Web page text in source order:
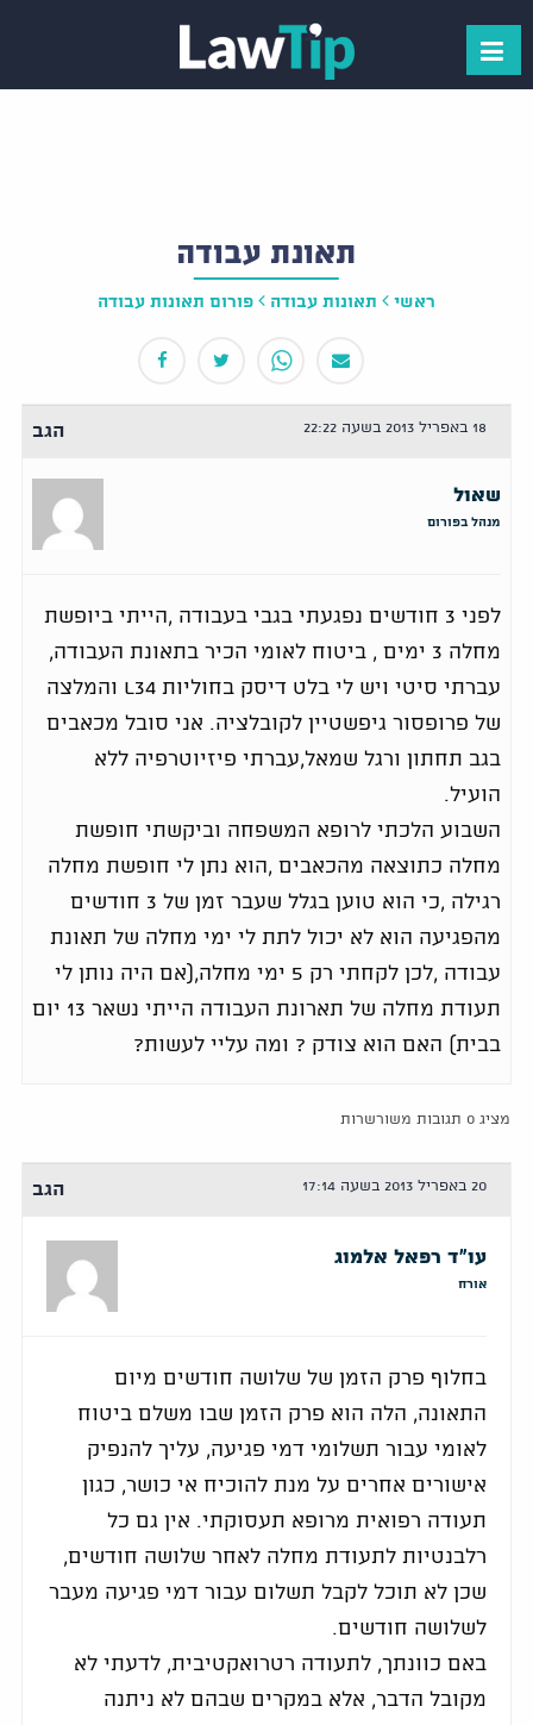
תאונת עבודה
ראשי תאונות עבודה פורום תאונות עבודה
18 באפריל 2013 בשעה 22:22 הגב
שאול
מנהל בפורום
לפני 3 חודשים נפגעתי בגבי בעבודה ,הייתי ביופשת
מחלה 3 ימים , ביטוח לאומי הכיר בתאונת העבודה,
עברתי סיטי ויש לי בלט דיסק בחוליות l34 והמלצה
של פרופסור גיפשטיין לקובלציה. אני סובל מכאבים
בגב תחתון ורגל שמאל,עברתי פיזיוטרפיה ללא
הועיל.
השבוע הלכתי לרופא המשפחה וביקשתי חופשת
מחלה כתוצאה מהכאבים ,הוא נתן לי חופשת מחלה
רגילה ,כי הוא טוען בגלל שעבר זמן של 3 חודשים
מהפגיעה הוא לא יכול לתת לי ימי מחלה של תאונת
עבודה ,לכן לקחתי רק 5 ימי מחלה,(אם היה נותן לי
תעודת מחלה של תארונת העבודה הייתי נשאר 13 יום
בבית) האם הוא צודק ? ומה עליי לעשות?
מציג 0 תגובות משורשרות
20 באפריל 2013 בשעה 17:14 הגב
עו"ד רפאל אלמוג
אורח
בחלוף פרק הזמן של שלושה חודשים מיום
התאונה, הלה הוא פרק הזמן שבו משלם ביטוח
לאומי עבור תשלומי דמי פגיעה, עליך להנפיק
אישורים אחרים על מנת להוכיח אי כושר, כגון
תעודה רפואית מרופא תעסוקתי. אין גם כל
רלבנטיות לתעודת מחלה לאחר שלושה חודשים,
שכן לא תוכל לקבל תשלום עבור דמי פגיעה מעבר
לשלושה חודשים.
באם כוונתך, לתעודה רטרואקטיבית, לדעתי לא
מקובל הדבר, אלא במקרים שבהם לא ניתנה